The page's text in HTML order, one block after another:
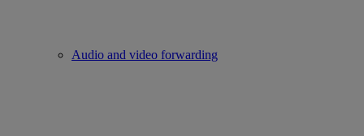
Audio and video forwarding